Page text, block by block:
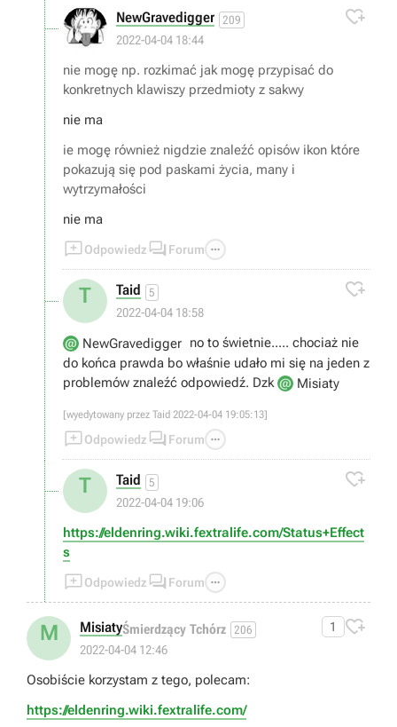
konkretnych klawiszy przedmioty z sakwy... . Nie mogę
również nigdzie znaleźć opisów ikon które pokazują się
pod paskami życia, many i wytrzymałości. Mam tam teraz
jakby ikonę zbroi ze strzałką w górę albo czerwony
kwadracik i nie mam za chol... pojęcia co te ikony
oznaczają i gdzie mogę znaleźć ich listę i opis.
NewGravedigger 209
2022-04-04 18:44

nie mogę np. rozkimać jak mogę przypisać do
konkretnych klawiszy przedmioty z sakwy
nie ma
ie mogę również nigdzie znaleźć opisów ikon które
pokazują się pod paskami życia, many i
wytrzymałości
nie ma
Odpowiedz  Forum 
T Taid 5
2022-04-04 18:58

NewGravedigger no to świetnie..... chociaż nie
do końca prawda bo właśnie udało mi się na jeden z
problemów znaleźć odpowiedź. Dzk
Misiaty
[wyedytowany przez Taid 2022-04-04 19:05:13]
Odpowiedz  Forum 
T Taid 5
2022-04-04 19:06

https://eldenring.wiki.fextralife.com/Status+Effect
s
Odpowiedz  Forum 
M MisiatyŚmierdzący Tchórz 206
2022-04-04 12:46
1 
Osobiście korzystam z tego, polecam:
https://eldenring.wiki.fextralife.com/